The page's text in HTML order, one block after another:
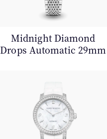
Midnight Diamond
Drops Automatic 29mm